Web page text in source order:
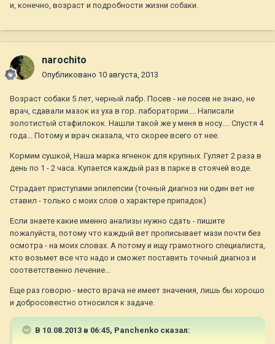
и, конечно, возраст и подробности жизни собаки.
narochito
Опубликовано 10 августа, 2013
Возраст собаки 5 лет, черный лабр. Посев - не посев не знаю, не
врач, сдавали мазок из уха в гор. лаборатории.... Написали
золотистый стафилокок. Нашли такой же у меня в носу.... Спустя 4
года... Потому и врач сказала, что скорее всего от нее.
Кормим сушкой, Наша марка ягненок для крупных. Гуляет 2 раза в
день по 1 - 2 часа. Купается каждый раз в парке в стоячей воде.
Страдает приступами эпилепсии (точный диагноз ни один вет не
ставил - только с моих слов о характере припадок)
Если знаете какие именно анализы нужно сдать - пишите
пожалуйста, потому что каждый вет прописывает мази почти без
осмотра - на моих словах. А потому и ищу грамотного специалиста,
кто возьмет все что надо и сможет поставить точный диагноз и
соответственно лечение...
Еще раз говорю - место врача не имеет значения, лишь бы хорошо
и добросовестно относился к задаче.
В 10.08.2013 в 06:45, Panchenko сказал: